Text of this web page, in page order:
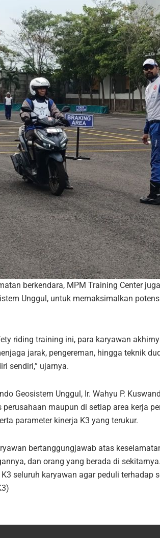
berkendara, MPM Training Center
Unggul, untuk memaksimalkan
riding training ini, para karyawan
jarak, pengereman, hingga teknik
sendiri,” ujarnya.
Geosistem Unggul, Ir. Wahyu P.
maupun di setiap area kerja
parameter kinerja K3 yang terukur.
bertanggungjawab atas
dan orang yang berada di
seluruh karyawan agar peduli terhadap